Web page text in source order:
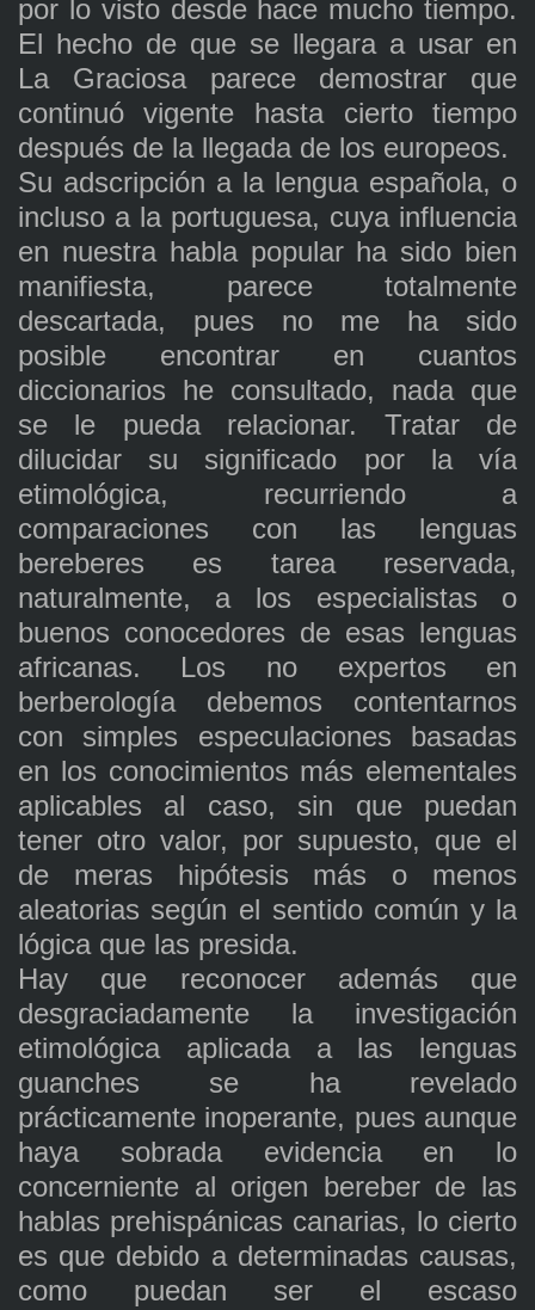
por lo visto desde hace mucho tiempo.
El hecho de que se llegara a usar en
La Graciosa parece demostrar que
continuó vigente hasta cierto tiempo
después de la llegada de los europeos.
Su adscripción a la lengua española, o
incluso a la portuguesa, cuya influencia
en nuestra habla popular ha sido bien
manifiesta, parece totalmente
descartada, pues no me ha sido
posible encontrar en cuantos
diccionarios he consultado, nada que
se le pueda relacionar. Tratar de
dilucidar su significado por la vía
etimológica, recurriendo a
comparaciones con las lenguas
bereberes es tarea reservada,
naturalmente, a los especialistas o
buenos conocedores de esas lenguas
africanas. Los no expertos en
berberología debemos contentarnos
con simples especulaciones basadas
en los conocimientos más elementales
aplicables al caso, sin que puedan
tener otro valor, por supuesto, que el
de meras hipótesis más o menos
aleatorias según el sentido común y la
lógica que las presida.
Hay que reconocer además que
desgraciadamente la investigación
etimológica aplicada a las lenguas
guanches se ha revelado
prácticamente inoperante, pues aunque
haya sobrada evidencia en lo
concerniente al origen bereber de las
hablas prehispánicas canarias, lo cierto
es que debido a determinadas causas,
como puedan ser el escaso